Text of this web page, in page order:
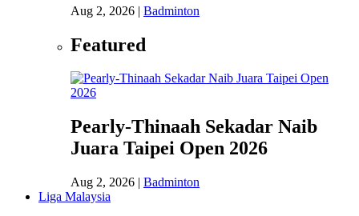
Aug 2, 2026 | Badminton
Featured
Pearly-Thinaah Sekadar Naib
Juara Taipei Open 2026
Aug 2, 2026 | Badminton
Liga Malaysia